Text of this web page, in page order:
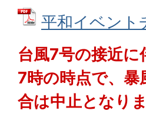
平和イベント
台風7号の接近
7時の時点で、
合は中止となり